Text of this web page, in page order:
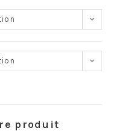
produit